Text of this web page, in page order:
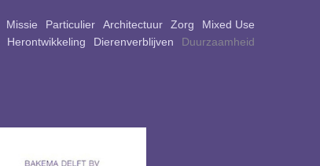
Missie Particulier Architectuur Zorg
Mixed Use
Herontwikkeling Dierenverblijven Duurzaamheid